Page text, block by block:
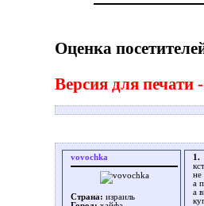
Оценка
Версия для печати
vovochka
Страна: израиль
1.
не
а
а